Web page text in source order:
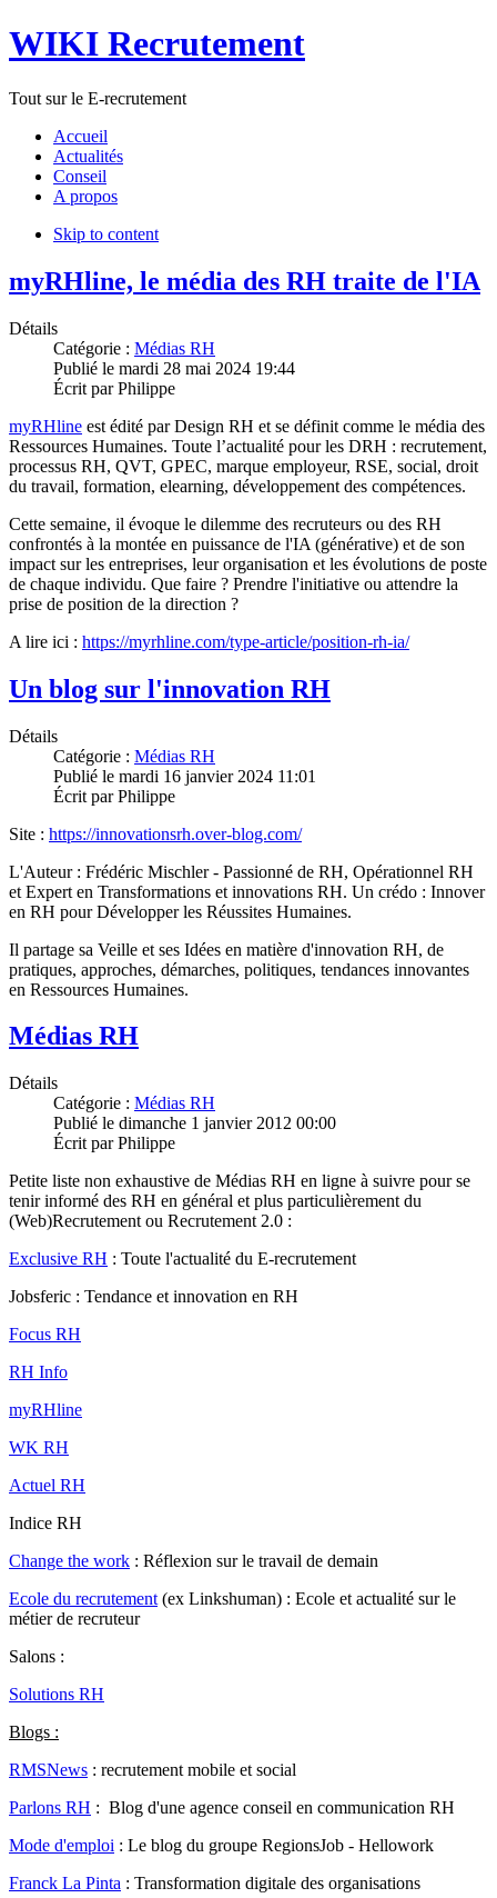
WIKI Recrutement
Tout sur le E-recrutement
Accueil
Actualités
Conseil
A propos
Skip to content
myRHline, le média des RH traite de l'IA
Détails
Catégorie : Médias RH
Publié le mardi 28 mai 2024 19:44
Écrit parPhilippe
myRHline est édité par Design RH et se définit comme le média des
Ressources Humaines. Toute l’actualité pour les DRH : recrutement,
processus RH, QVT, GPEC, marque employeur, RSE, social, droit
du travail, formation, elearning, développement des compétences.
Cette semaine, il évoque le dilemme des recruteurs ou des RH
confrontés à la montée en puissance de l'IA (générative) et de son
impact sur les entreprises, leur organisation et les évolutions de poste
de chaque individu. Que faire ? Prendre l'initiative ou attendre la
prise de position de la direction ?
A lire ici : https://myrhline.com/type-article/position-rh-ia/
Un blog sur l'innovation RH
Détails
Catégorie : Médias RH
Publié le mardi 16 janvier 2024 11:01
Écrit parPhilippe
Site : https://innovationsrh.over-blog.com/
L'Auteur : Frédéric Mischler - Passionné de RH, Opérationnel RH
et Expert en Transformations et innovations RH. Un crédo : Innover
en RH pour Développer les Réussites Humaines.
Il partage sa Veille et ses Idées en matière d'innovation RH, de
pratiques, approches, démarches, politiques, tendances innovantes
en Ressources Humaines.
Médias RH
Détails
Catégorie : Médias RH
Publié le dimanche 1 janvier 2012 00:00
Écrit parPhilippe
Petite liste non exhaustive de Médias RH en ligne à suivre pour se
tenir informé des RH en général et plus particulièrement du
(Web)Recrutement ou Recrutement 2.0 :
Exclusive RH : Toute l'actualité du E-recrutement
Jobsferic : Tendance et innovation en RH
Focus RH
RH Info
myRHline
WK RH
Actuel RH
Indice RH
Change the work : Réflexion sur le travail de demain
Ecole du recrutement (ex Linkshuman) : Ecole et actualité sur le
métier de recruteur
Salons :
Solutions RH
Blogs :
RMSNews : recrutement mobile et social
Parlons RH : Blog d'une agence conseil en communication RH
Mode d'emploi : Le blog du groupe RegionsJob - Hellowork
Franck La Pinta : Transformation digitale des organisations